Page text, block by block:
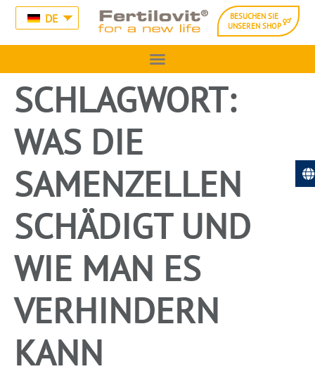
DE
BESUCHEN SIE
UNSEREN SHOP
SCHLAGWORT:
WAS DIE
SAMENZELLEN
SCHÄDIGT UND
WIE MAN ES
VERHINDERN
KANN